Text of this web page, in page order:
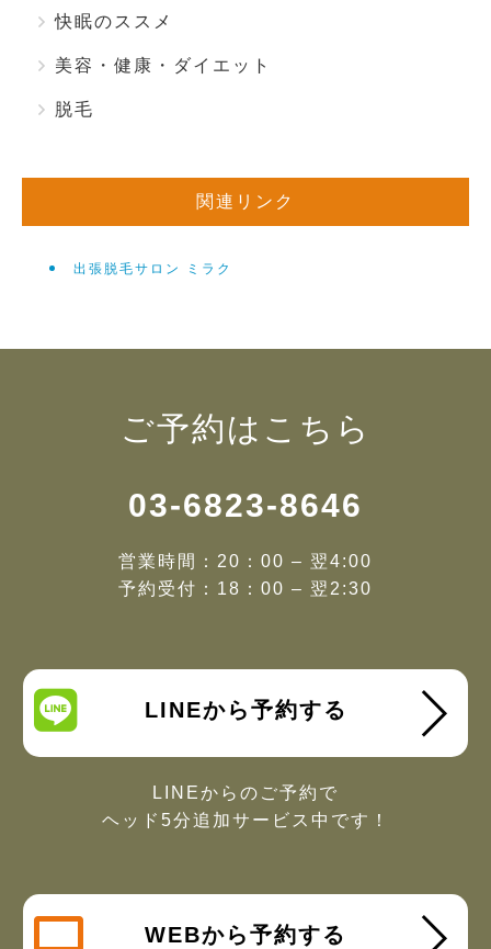
快眠のススメ
美容・健康・ダイエット
脱毛
関連リンク
出張脱毛サロン ミラク
ご予約はこちら
03-6823-8646
営業時間：20：00 – 翌4:00
予約受付：18：00 – 翌2:30
LINEから予約する
LINEからのご予約で
ヘッド5分追加サービス中です！
WEBから予約する